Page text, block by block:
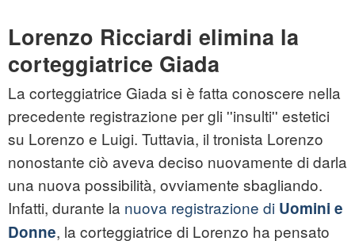
Lorenzo Ricciardi elimina la
corteggiatrice Giada
La corteggiatrice Giada si è fatta conoscere nella
precedente registrazione per gli ''insulti'' estetici
su Lorenzo e Luigi. Tuttavia, il tronista Lorenzo
nonostante ciò aveva deciso nuovamente di darla
una nuova possibilità, ovviamente sbagliando.
Infatti, durante la nuova registrazione di Uomini e
Donne, la corteggiatrice di Lorenzo ha pensato